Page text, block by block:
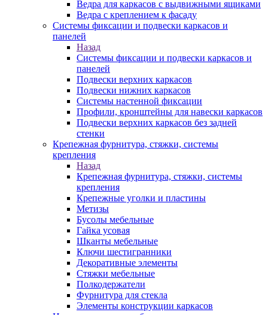
Ведра для каркасов с выдвижными ящиками
Ведра с креплением к фасаду
Системы фиксации и подвески каркасов и
панелей
Назад
Системы фиксации и подвески каркасов и
панелей
Подвески верхних каркасов
Подвески нижних каркасов
Системы настенной фиксации
Профили, кронштейны для навески каркасов
Подвески верхних каркасов без задней
стенки
Крепежная фурнитура, стяжки, системы
крепления
Назад
Крепежная фурнитура, стяжки, системы
крепления
Крепежные уголки и пластины
Метизы
Бусолы мебельные
Гайка усовая
Шканты мебельные
Ключи шестигранники
Декоративные элементы
Стяжки мебельные
Полкодержатели
Фурнитура для стекла
Элементы конструкции каркасов